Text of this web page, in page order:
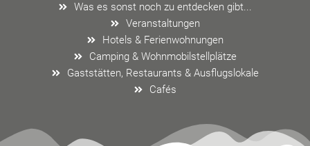
Was es sonst noch zu entdecken gibt...
Veranstaltungen
Hotels & Ferienwohnungen
Camping & Wohnmobilstellplätze
Gaststätten, Restaurants & Ausflugslokale
Cafés